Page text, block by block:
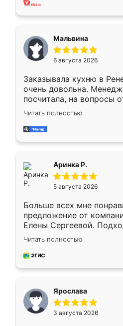
хорошее сборка
меньше, здесь же он
Мне нравится ,если что-
мебели буду заказывать
Мальвина
6 августа 2026
Заказывала кухню в
очень довольна.
посчитала, на вопросы
Замерщик приехал в
делу со всей
за день, ребята
Читать полностью
Аринка Р.
5 августа 2026
Больше всех мне
предложение от
Елены Сергеевой.
короткие сроки
для замера сотрудник
предложил по моему
Читать полностью
Ярослава
3 августа 2026